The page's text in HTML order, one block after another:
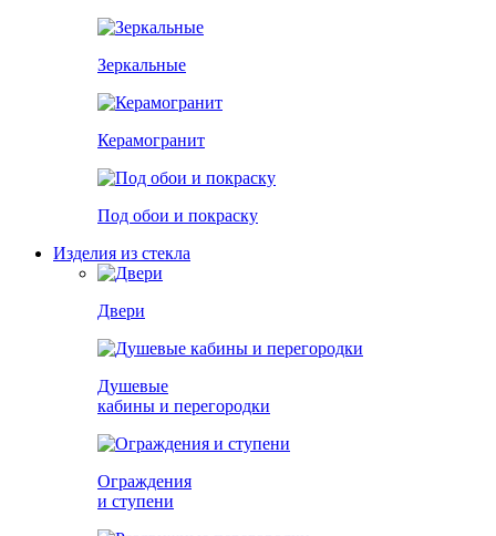
Зеркальные
Керамогранит
Под обои и покраску
Изделия из стекла
Двери
Душевые
кабины и перегородки
Ограждения
и ступени